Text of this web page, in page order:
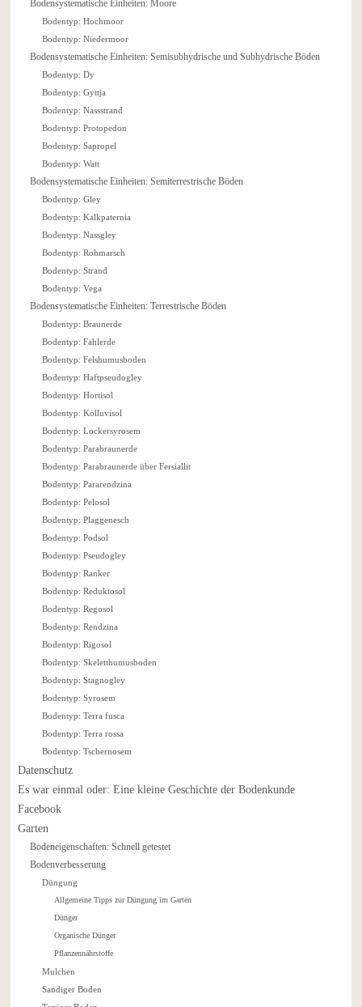
Bodensystematische Einheiten: Moore
Bodentyp: Hochmoor
Bodentyp: Niedermoor
Bodensystematische Einheiten: Semisubhydrische und Subhydrische Böden
Bodentyp: Dy
Bodentyp: Gyttja
Bodentyp: Nassstrand
Bodentyp: Protopedon
Bodentyp: Sapropel
Bodentyp: Watt
Bodensystematische Einheiten: Semiterrestrische Böden
Bodentyp: Gley
Bodentyp: Kalkpaternia
Bodentyp: Nassgley
Bodentyp: Rohmarsch
Bodentyp: Strand
Bodentyp: Vega
Bodensystematische Einheiten: Terrestrische Böden
Bodentyp: Braunerde
Bodentyp: Fahlerde
Bodentyp: Felshumusboden
Bodentyp: Haftpseudogley
Bodentyp: Hortisol
Bodentyp: Kolluvisol
Bodentyp: Lockersyrosem
Bodentyp: Parabraunerde
Bodentyp: Parabraunerde über Fersiallit
Bodentyp: Pararendzina
Bodentyp: Pelosol
Bodentyp: Plaggenesch
Bodentyp: Podsol
Bodentyp: Pseudogley
Bodentyp: Ranker
Bodentyp: Reduktosol
Bodentyp: Regosol
Bodentyp: Rendzina
Bodentyp: Rigosol
Bodentyp: Skeletthumusboden
Bodentyp: Stagnogley
Bodentyp: Syrosem
Bodentyp: Terra fusca
Bodentyp: Terra rossa
Bodentyp: Tschernosem
Datenschutz
Es war einmal oder: Eine kleine Geschichte der Bodenkunde
Facebook
Garten
Bodeneigenschaften: Schnell getestet
Bodenverbesserung
Düngung
Allgemeine Tipps zur Düngung im Garten
Dünger
Organische Dünger
Pflanzennährstoffe
Mulchen
Sandiger Boden